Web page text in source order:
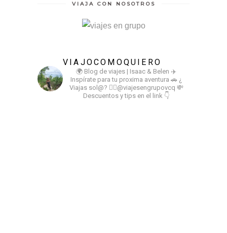
VIAJA CON NOSOTROS
VIAJOCOMOQUIERO
🌍 Blog de viajes | Isaac & Belen ✈️
Inspírate para tu proxima aventura 🚗 ¿
Viajas sol@? 👉🏻@viajesengrupovcq 💸
Descuentos y tips en el link 👇